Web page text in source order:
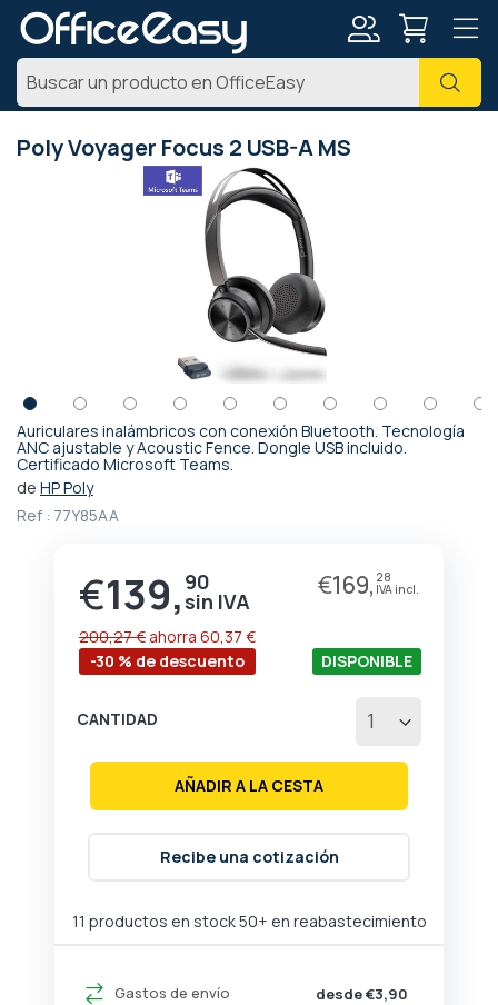
Poly Voyager Focus 2 USB-A MS
Auriculares inalámbricos con conexión Bluetooth. Tecnología
ANC ajustable y Acoustic Fence. Dongle USB incluido.
Certificado Microsoft Teams.
de HP Poly
Ref : 77Y85AA
Precio
especial
€139, 90 €169, 28
-30 % de descuento
200,27 € ahorra 60,37 €
11 productos en stock50+ en reabastecimiento
DISPONIBLE
Gastos de envío
desde €3,90
CANTIDAD
AÑADIR A LA CESTA
Recibe una cotización
Saltar
al
comienzo
de
imágenes